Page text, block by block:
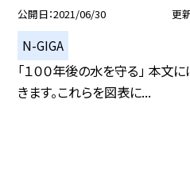
公開日 2021/06/30 更
N-GIGA
「１００年後の水を守る」 本文
きます。これらを図表に...